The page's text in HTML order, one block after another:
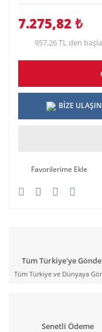
7.275,82 ₺
957,26 TL den
BİZE ULAŞIN
Tüm Türkiye'ye
Tüm Türkiye ve Dünyaya
Senetli Ödeme